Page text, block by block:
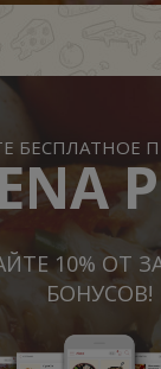
БЕСПЛАТНОЕ
10% ОТ
БОНУСОВ!